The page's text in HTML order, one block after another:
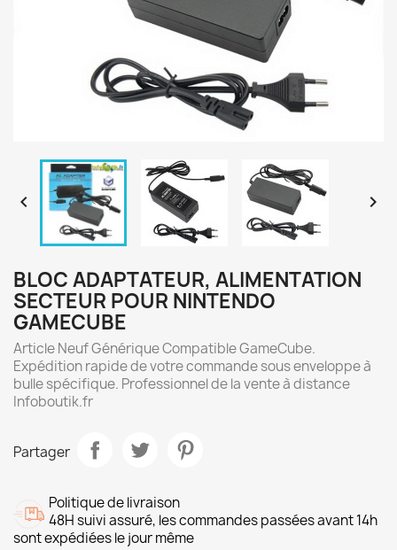
 
BLOC ADAPTATEUR, ALIMENTATION
SECTEUR POUR NINTENDO
GAMECUBE
Article Neuf Générique Compatible GameCube.
Expédition rapide de votre commande sous enveloppe à
bulle spécifique. Professionnel de la vente à distance
Infoboutik.fr
Partager
Politique de livraison
48H suivi assuré, les commandes passées avant 14h
sont expédiées le jour même